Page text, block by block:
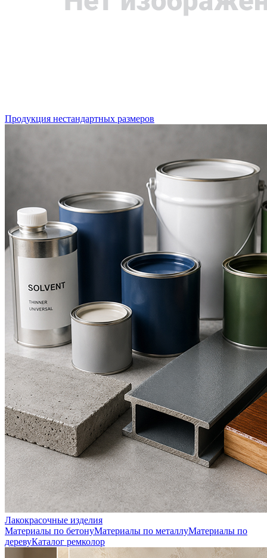
Продукция нестандартных размеров
Лакокрасочные изделия
Материалы по бетонуМатериалы по металлуМатериалы по
деревуКаталог ремколор